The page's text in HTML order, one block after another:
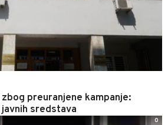
zbog preuranjene kampanje:
sredstava
0